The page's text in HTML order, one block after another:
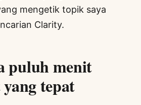
mengetik topik saya
Clarity.
puluh menit
tepat